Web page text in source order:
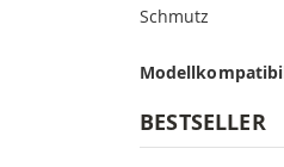
Schmutz
BESTSELLER